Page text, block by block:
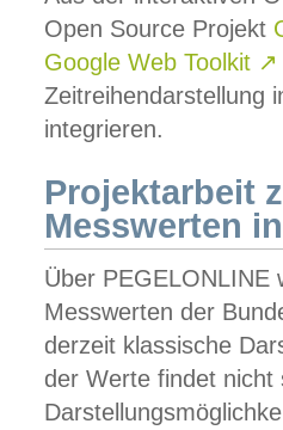
Open Source Projekt
Google Web Toolkit ↗
Zeitreihendarstellung
integrieren.
Projektarbeit
Messwerten
Über PEGELONLINE
Messwerten der
derzeit klassische
der Werte findet